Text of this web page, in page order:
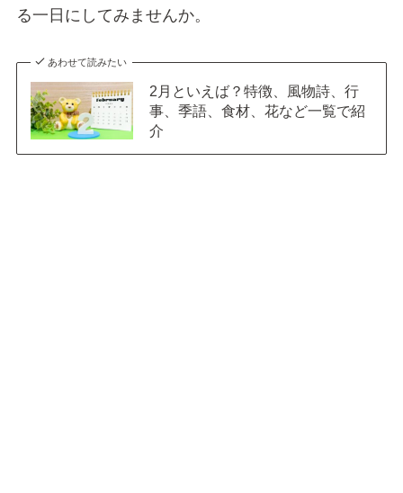
る一日にしてみませんか。
あわせて読みたい
2月といえば？特徴、風物詩、行
事、季語、食材、花など一覧で紹
介